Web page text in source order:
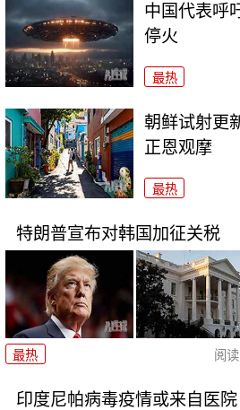
中国代表呼
停火
最热
朝鲜试射更
正恩观摩
最热
特朗普宣布对韩国加征关税
最热 阅读
印度尼帕病毒疫情或来自医院